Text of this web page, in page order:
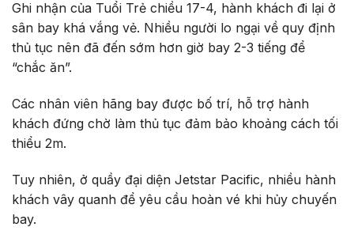
Ghi nhận của Tuổi Trẻ chiều 17-4, hành khách đi lại ở
sân bay khá vắng vẻ. Nhiều người lo ngại về quy định
thủ tục nên đã đến sớm hơn giờ bay 2-3 tiếng để
“chắc ăn”.
Các nhân viên hãng bay được bố trí, hỗ trợ hành
khách đứng chờ làm thủ tục đảm bảo khoảng cách tối
thiểu 2m.
Tuy nhiên, ở quầy đại diện Jetstar Pacific, nhiều hành
khách vây quanh để yêu cầu hoàn vé khi hủy chuyến
bay.